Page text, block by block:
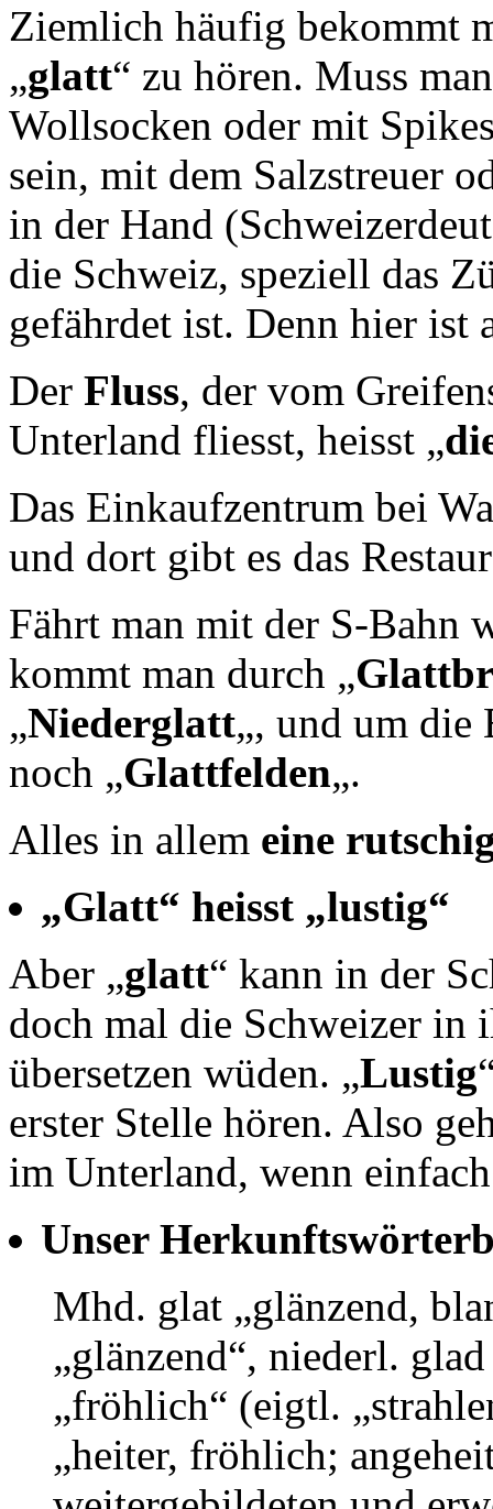
Ziemlich häufig bekommt
„glatt“ zu hören. Muss
Wollsocken oder mit
sein, mit dem Salzstreuer
in der Hand
die Schweiz, speziell das
gefährdet ist. Denn hier ist
Der Fluss, der vom
Unterland fliesst, heisst „
Das Einkaufzentrum bei
und dort gibt es das
Fährt man mit der S-Bahn
kommt man durch „
„Niederglatt„, und um die
noch „Glattfelden„.
Alles in allem eine
„Glatt“ heisst „lustig“
Aber „glatt“ kann in der
doch mal die Schweizer in
übersetzen wüden. „Lustig
erster Stelle hören. Also
im Unterland, wenn
Unser
Mhd. glat „glänzend,
„glänzend“, niederl.
„fröhlich“ (eigtl.
„heiter, fröhlich;